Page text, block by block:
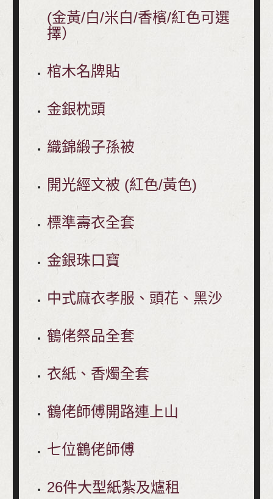
(金黃/白/米白/香檳/紅色可選
擇）
棺木名牌貼
金銀枕頭
織錦緞子孫被
開光經文被 (紅色/黃色)
標準壽衣全套
金銀珠口寶
中式麻衣孝服、頭花、黑沙
鶴佬祭品全套
衣紙、香燭全套
鶴佬師傅開路連上山
七位鶴佬師傅
26件大型紙紮及爐租